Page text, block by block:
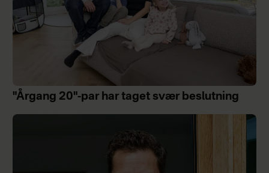
"Årgang 20"-par har taget svær beslutning